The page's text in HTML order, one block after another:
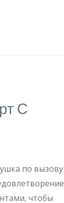
С
по вызову
чтобы